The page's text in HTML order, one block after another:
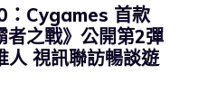
：Cygames 首款
之戰》公開第2彈
視訊聯訪暢談遊